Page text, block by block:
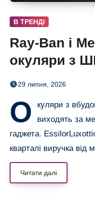
В ТРЕНДІ
Ray-Ban і
окуляри з
майже
29 липня, 2026
О
куляри з
виходять за
гаджета.
кварталі виручка
Читати далі